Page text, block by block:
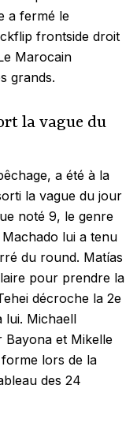
a fermé le
frontside droit
Marocain
grands.
la vague du
a été à la
la vague du jour
noté 9, le genre
lui a tenu
du round. Matías
pour prendre la
décroche la 2e
lui. Michaell
Bayona et Mikelle
lors de la
des 24